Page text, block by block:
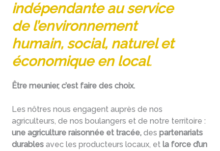
indépendante au service
de l’environnement
humain, social, naturel et
économique en local.
Être meunier, c’est faire des choix.
Les nôtres nous engagent auprès de nos
agriculteurs, de nos boulangers et de notre territoire :
une agriculture raisonnée et tracée, des partenariats
durables avec les producteurs locaux, et la force d’un